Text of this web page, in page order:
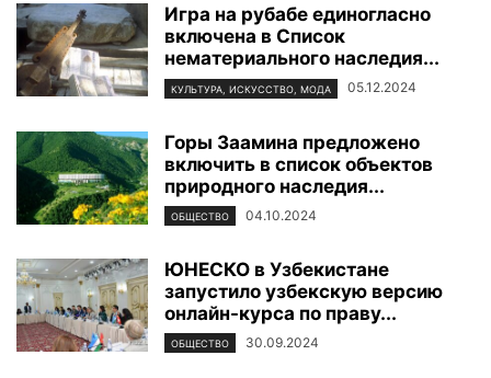
Игра на рубабе единогласно
включена в Список
нематериального наследия...
КУЛЬТУРА, ИСКУССТВО, МОДА 05.12.2024
Горы Заамина предложено
включить в список объектов
природного наследия...
ОБЩЕСТВО 04.10.2024
ЮНЕСКО в Узбекистане
запустило узбекскую версию
онлайн-курса по праву...
ОБЩЕСТВО 30.09.2024